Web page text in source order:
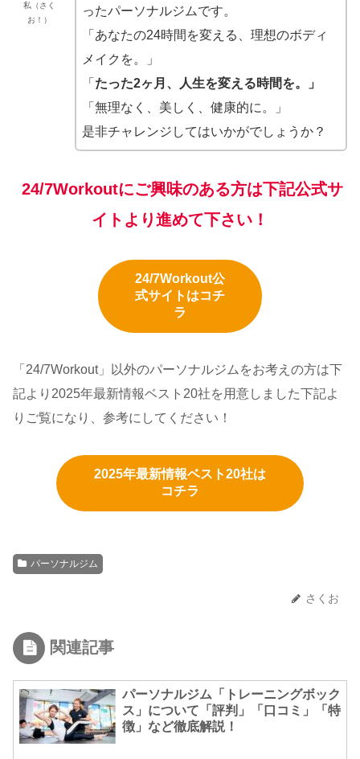
私（さく
お！）
ったパーソナルジムです。
「あなたの24時間を変える、理想のボディ
メイクを。」
「 たった2ヶ月、人生を変える時間を。」
「無理なく、美しく、健康的に。」
是非チャレンジしてはいかがでしょうか？
24/7Workoutにご興味のある方は下記公式サ
イトより進めて下さい！
24/7Workout公
式サイトはコチ
ラ
「24/7Workout」以外のパーソナルジムをお考えの方は下
記より2025年最新情報ベスト20社を用意しました下記よ
りご覧になり、参考にしてください！
2025年最新情報ベスト20社は
コチラ
パーソナルジム
さくお
関連記事
パーソナルジム「トレーニングボック
ス」について「評判」「口コミ」「特
徴」など徹底解説！